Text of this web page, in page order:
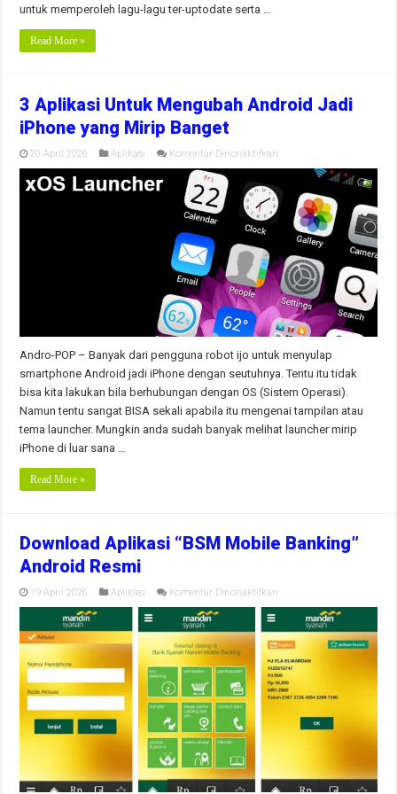
untuk memperoleh lagu-lagu ter-uptodate serta …
Read More »
3 Aplikasi Untuk Mengubah Android Jadi
iPhone yang Mirip Banget
20 April 2026 Aplikasi Komentar Dinonaktifkan
Untuk
Mengubah
Android
Jadi
iPhone
yang
Mirip
Banget
Andro-POP – Banyak dari pengguna robot ijo untuk menyulap
smartphone Android jadi iPhone dengan seutuhnya. Tentu itu tidak
bisa kita lakukan bila berhubungan dengan OS (Sistem Operasi).
Namun tentu sangat BISA sekali apabila itu mengenai tampilan atau
tema launcher. Mungkin anda sudah banyak melihat launcher mirip
iPhone di luar sana …
Read More »
Download Aplikasi “BSM Mobile Banking”
Android Resmi
19 April 2026 Aplikasi Komentar Dinonaktifkan
Aplikasi
Mobile
Banking”
Android
Resmi